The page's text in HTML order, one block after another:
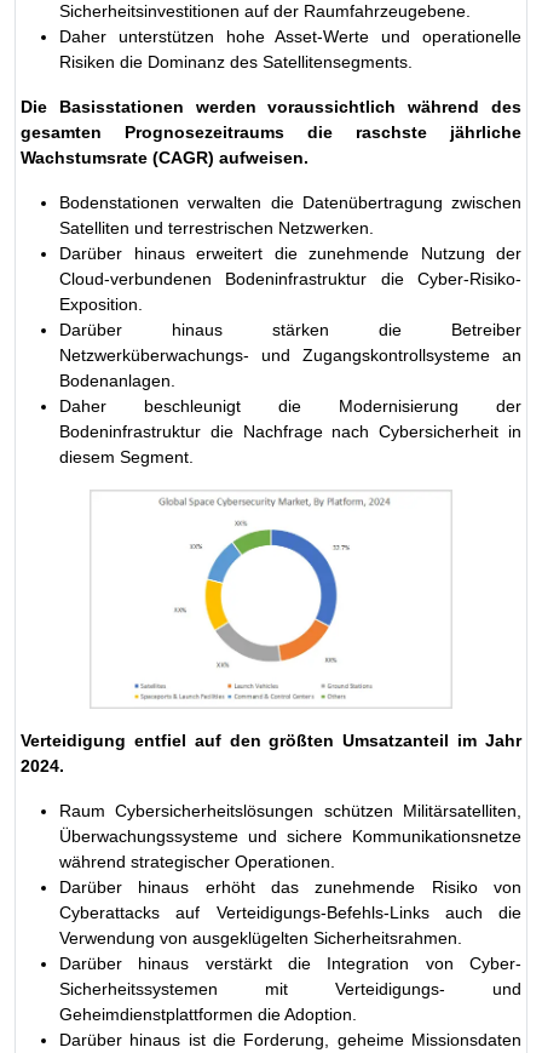
Sicherheitsinvestitionen auf der Raumfahrzeugebene.
Daher unterstützen hohe Asset-Werte und operationelle
Risiken die Dominanz des Satellitensegments.
Die Basisstationen werden voraussichtlich während des
gesamten Prognosezeitraums die raschste jährliche
Wachstumsrate (CAGR) aufweisen.
Bodenstationen verwalten die Datenübertragung zwischen
Satelliten und terrestrischen Netzwerken.
Darüber hinaus erweitert die zunehmende Nutzung der
Cloud-verbundenen Bodeninfrastruktur die Cyber-Risiko-
Exposition.
Darüber hinaus stärken die Betreiber
Netzwerküberwachungs- und Zugangskontrollsysteme an
Bodenanlagen.
Daher beschleunigt die Modernisierung der
Bodeninfrastruktur die Nachfrage nach Cybersicherheit in
diesem Segment.
Verteidigung entfiel auf den größten Umsatzanteil im Jahr
2024.
Raum Cybersicherheitslösungen schützen Militärsatelliten,
Überwachungssysteme und sichere Kommunikationsnetze
während strategischer Operationen.
Darüber hinaus erhöht das zunehmende Risiko von
Cyberattacks auf Verteidigungs-Befehls-Links auch die
Verwendung von ausgeklügelten Sicherheitsrahmen.
Darüber hinaus verstärkt die Integration von Cyber-
Sicherheitssystemen mit Verteidigungs- und
Geheimdienstplattformen die Adoption.
Darüber hinaus ist die Forderung, geheime Missionsdaten